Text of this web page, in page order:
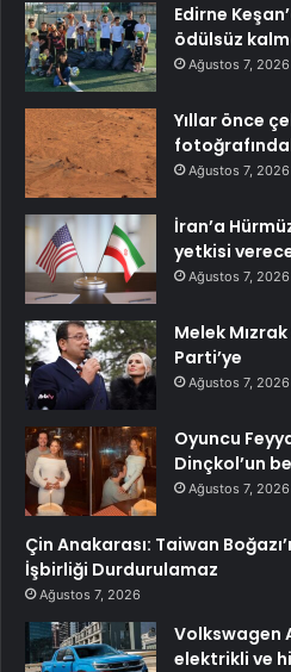
Edirne
ödülsüz
Ağustos 7, 2026
Yıllar önce
Ağustos 7, 2026
İran’a
yetkisi
Ağustos 7, 2026
Melek Mızrak
Parti’ye
Ağustos 7, 2026
Oyuncu
Dinçkol’un
Ağustos 7, 2026
Çin Anakarası: Taiwan
İşbirliği Durdurulamaz
Ağustos 7, 2026
Volkswagen
elektrikli ve